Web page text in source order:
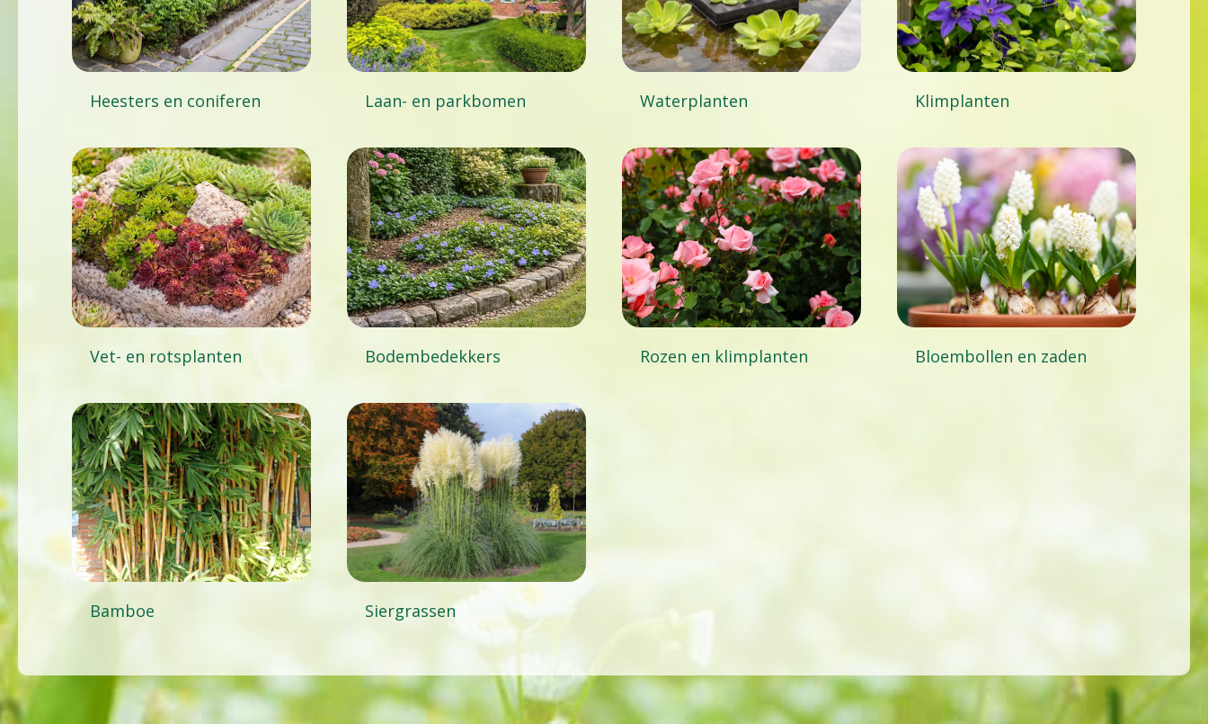
Heesters en coniferen Laan- en parkbomen Waterplanten Klimplanten
Vet- en rotsplanten Bodembedekkers Rozen en klimplanten Bloembollen en zaden
Bamboe Siergrassen